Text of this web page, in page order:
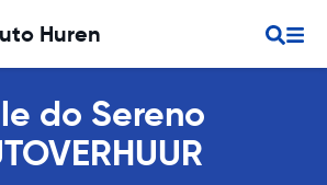
Huren
do Sereno